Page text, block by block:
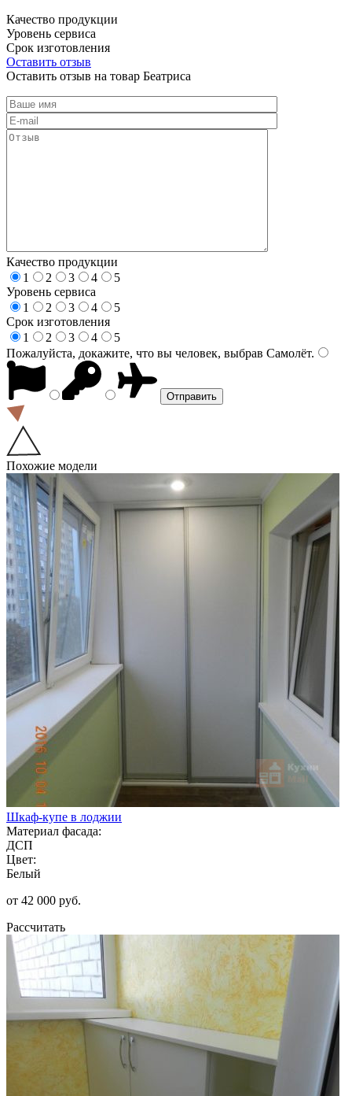
Качество продукции
Уровень сервиса
Срок изготовления
Оставить отзыв
Оставить отзыв на товар Беатриса
Качество продукции
1
2 3 4
5
Уровень сервиса
1
2 3 4
5
Срок изготовления
1
2 3 4
5
Пожалуйста, докажите, что вы человек, выбрав Самолёт.
Похожие модели
Шкаф-купе в лоджии
Материал фасада:
ДСП
Цвет:
Белый
от 42 000 руб.
Рассчитать